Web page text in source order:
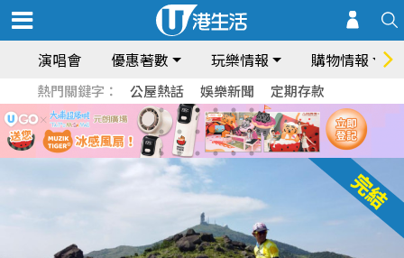
演唱會 優惠著數 玩樂情報 購物情報
熱門關鍵字： 公屋熱話 娛樂新聞 定期存款